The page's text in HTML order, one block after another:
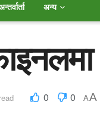
अन्य
0 0 AA